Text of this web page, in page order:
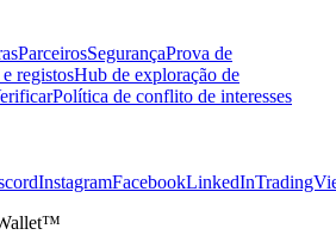
ParceirosSegurançaProva de
registosHub de exploração de
Política de conflito de interesses
InstagramFacebookLinkedIn